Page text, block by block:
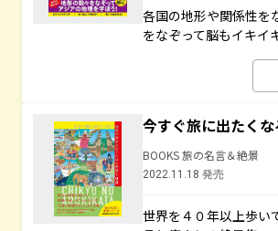
各国の地形や関係性を
をなぞって脳もイキイ
今すぐ旅に出たく
BOOKS 旅の名言＆絶景
2022.11.18 発売
世界を４０年以上歩い